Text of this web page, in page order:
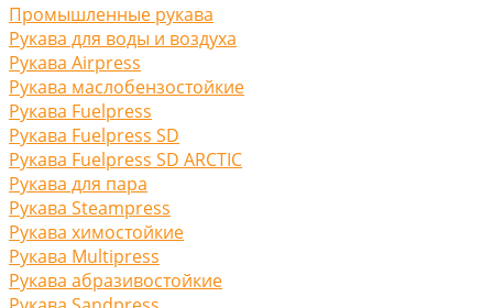
Промышленные рукава
Рукава для воды и воздуха
Рукава Airpress
Рукава маслобензостойкие
Рукава Fuelpress
Рукава Fuelpress SD
Рукава Fuelpress SD ARCTIC
Рукава для пара
Рукава Steampress
Рукава химостойкие
Рукава Multipress
Рукава абразивостойкие